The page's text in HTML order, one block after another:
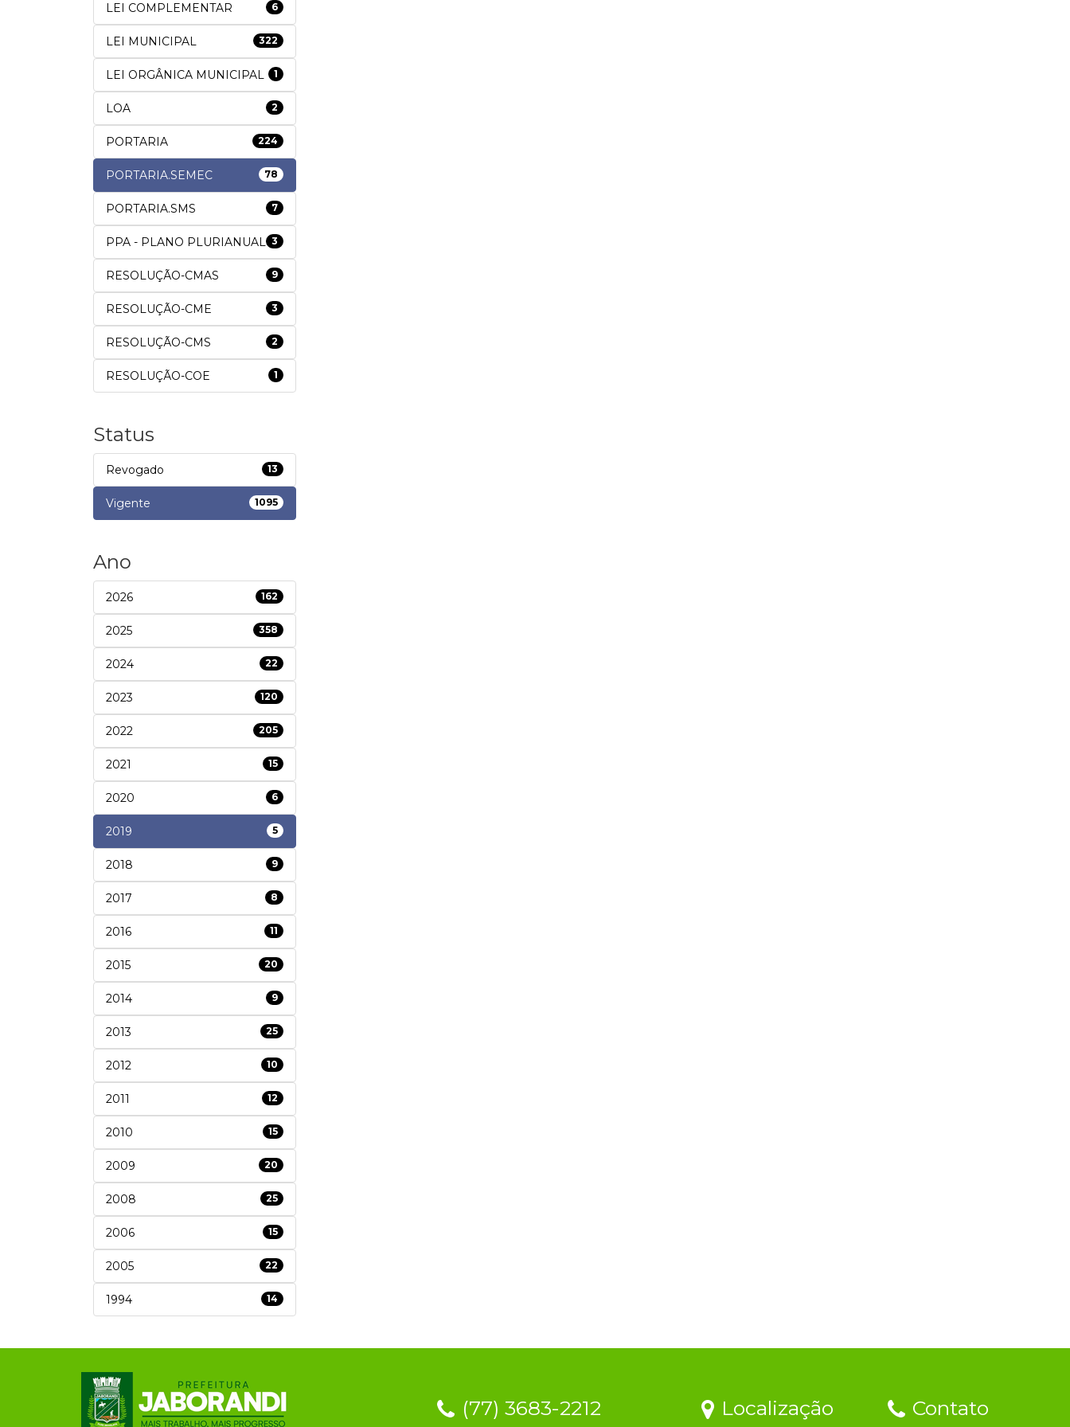
LEI COMPLEMENTAR 6
LEI MUNICIPAL 322
LEI ORGÂNICA MUNICIPAL 1
LOA 2
PORTARIA 224
PORTARIA.SEMEC 78
PORTARIA.SMS 7
PPA - PLANO PLURIANUAL 3
RESOLUÇÃO-CMAS 9
RESOLUÇÃO-CME 3
RESOLUÇÃO-CMS 2
RESOLUÇÃO-COE 1
Status
Revogado 13
Vigente 1095
Ano
2026 162
2025 358
2024 22
2023 120
2022 205
2021 15
2020 6
2019 5
2018 9
2017 8
2016 11
2015 20
2014 9
2013 25
2012 10
2011 12
2010 15
2009 20
2008 25
2006 15
2005 22
1994 14
(77) 3683-2212 Localização Contato